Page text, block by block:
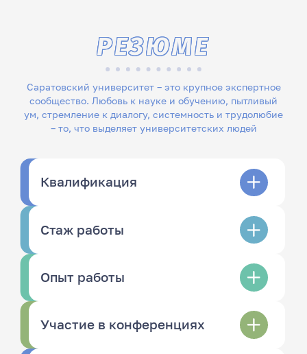
Саратовский университет – это крупное экспертное
сообщество. Любовь к науке и обучению, пытливый
ум, стремление к диалогу, системность и трудолюбие
– то, что выделяет университетских людей
РЕЗЮМЕ
Квалификация
Стаж работы
Опыт работы
Участие в конференциях